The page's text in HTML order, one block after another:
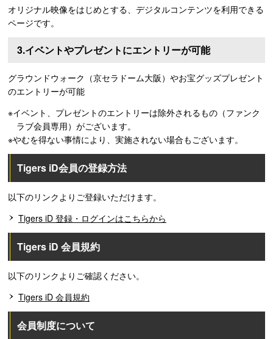
オリジナル映像をはじめとする、デジタルコンテンツを利用できる
ページです。
3.イベントやプレゼントにエントリーが可能
グラウンドウォーク（京セラドーム大阪）やお宝グッズプレゼント
のエントリーが可能
※イベント、プレゼントのエントリーは除外されるもの（ファンク
ラブ会員専用）がございます。
※やむを得ない事情により、実施されない場合もございます。
Tigers iD会員の登録方法
以下のリンクよりご登録いただけます。
Tigers iD 登録・ログインはこちらから
Tigers iD 会員規約
以下のリンクよりご確認ください。
Tigers iD 会員規約
会員制度について